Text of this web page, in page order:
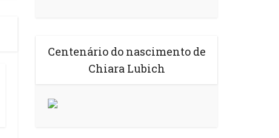
Centenário do nascimento de
Chiara Lubich